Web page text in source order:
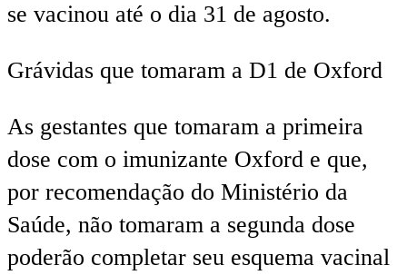
se vacinou até o dia 31 de agosto.
Grávidas que tomaram a D1 de Oxford
As gestantes que tomaram a primeira
dose com o imunizante Oxford e que,
por recomendação do Ministério da
Saúde, não tomaram a segunda dose
poderão completar seu esquema vacinal